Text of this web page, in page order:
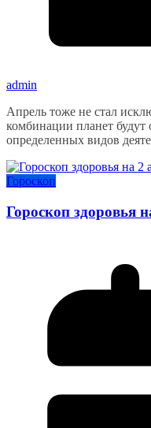
admin
Апрель тоже не стал
комбинации планет
определенных видов
Гороскоп
Гороскоп здоровья